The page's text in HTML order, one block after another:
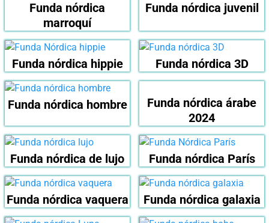
Funda nórdica
marroquí
Funda nórdica juvenil
Funda nórdica hippie Funda nórdica 3D
Funda nórdica hombre
Funda nórdica árabe
2024
Funda nórdica de lujo Funda nórdica París
Funda nórdica vaquera Funda nórdica galaxia